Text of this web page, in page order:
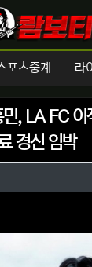
포츠중계 라
민, LA FC
경신 임박